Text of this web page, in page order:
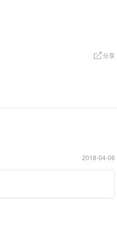
分享
2018-04-06